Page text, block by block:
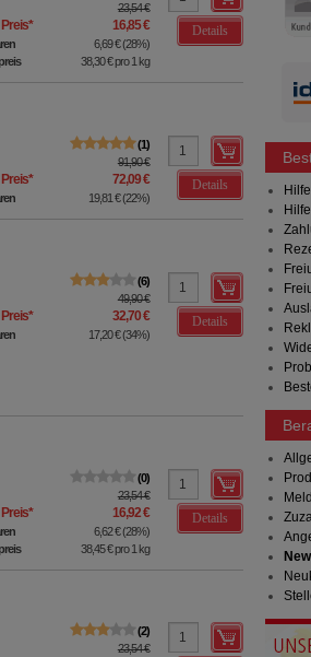
23,54 €
* 16,85 €
6,69 €(28%)
38,30 €pro 1 kg
Details
1
91,90 €
* 72,09 €
19,81 €(22%)
Details
6
49,90 €
* 32,70 €
17,20 €(34%)
Details
0
23,54 €
* 16,92 €
6,62 €(28%)
38,45 €pro 1 kg
Details
2
23,54 €